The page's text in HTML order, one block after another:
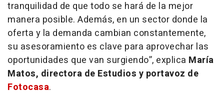
tranquilidad de que todo se hará de la mejor
manera posible. Además, en un sector donde la
oferta y la demanda cambian constantemente,
su asesoramiento es clave para aprovechar las
oportunidades que van surgiendo”, explica María
Matos, directora de Estudios y portavoz de
Fotocasa.